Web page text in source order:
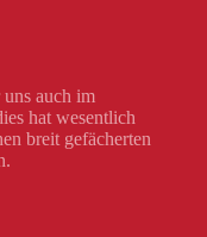
auch im
hat wesentlich
breit gefächerten